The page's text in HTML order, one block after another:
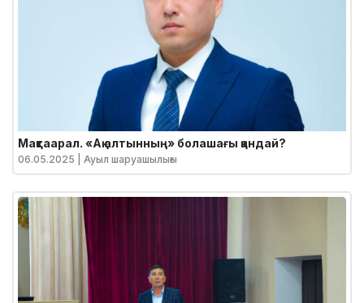
Мақтаарал. «Ақ алтынның» болашағы қандай?
06.05.2025 | Ауыл шаруашылығы